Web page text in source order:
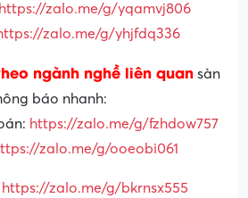
https://zalo.me/g/yqamvj806
zalo.me/g/yhjfdq336
ngành nghề liên quan sàn
báo nhanh:
https://zalo.me/g/fzhdow757
zalo.me/g/ooeobi061
https://zalo.me/g/bkrnsx555